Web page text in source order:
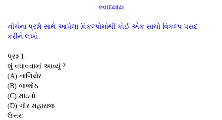
સ્વાધ્યાય
નીચેના પ્રશ્નો સાથે આપેલા વિકલ્પોમાંથી કોઈ એક સાચો વિકલ્પ પસંદ
કરીને લખો.
પ્રશ્ન 1.
શું વધાવવામાં આવ્યું ?
(A) નાળિયેર
(B) બાજોઠ
(C) માંડવો
(D) ગોર મહારાજ
ઉત્તર: